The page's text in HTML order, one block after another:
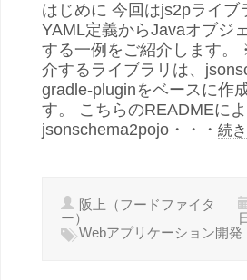
はじめに 今回はjs2pライブ
YAML定義からJavaオブジ
する一例をご紹介します
介するライブラリは、
gradle-pluginをベースに作
す。 こちらのREADMEによ
jsonschema2pojo・・・ 続
阪上（フードファイタ
ー）
Webアプリケーション開発